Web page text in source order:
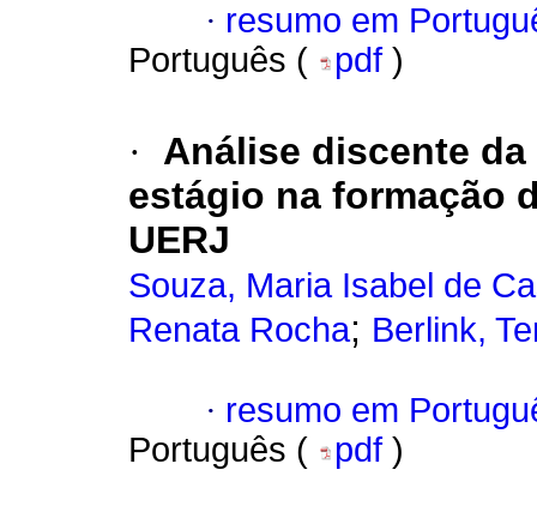
· resumo em
Português (
pdf )
·
Análise discente
estágio na formação
UERJ
Souza, Maria Isabel de
Renata Rocha; Berlink,
· resumo em
Português (
pdf )